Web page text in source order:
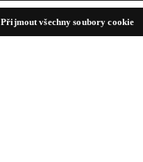
Přijmout všechny soubory cookie